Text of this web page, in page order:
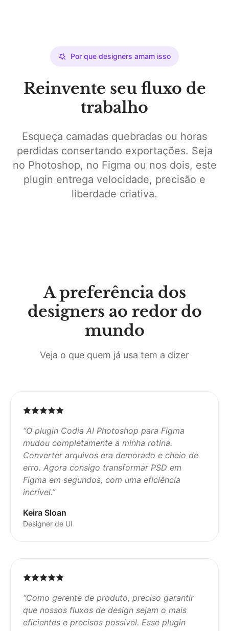
Por que designers amam isso
Reinvente seu fluxo de
trabalho
Esqueça camadas quebradas ou horas
perdidas consertando exportações. Seja
no Photoshop, no Figma ou nos dois, este
plugin entrega velocidade, precisão e
liberdade criativa.
A preferência dos
designers ao redor do
mundo
Veja o que quem já usa tem a dizer
“O plugin Codia AI Photoshop para Figma
mudou completamente a minha rotina.
Converter arquivos era demorado e cheio de
erro. Agora consigo transformar PSD em
Figma em segundos, com uma eficiência
incrível.”
Keira Sloan
Designer de UI
“Como gerente de produto, preciso garantir
que nossos fluxos de design sejam o mais
eficientes e precisos possível. Esse plugin